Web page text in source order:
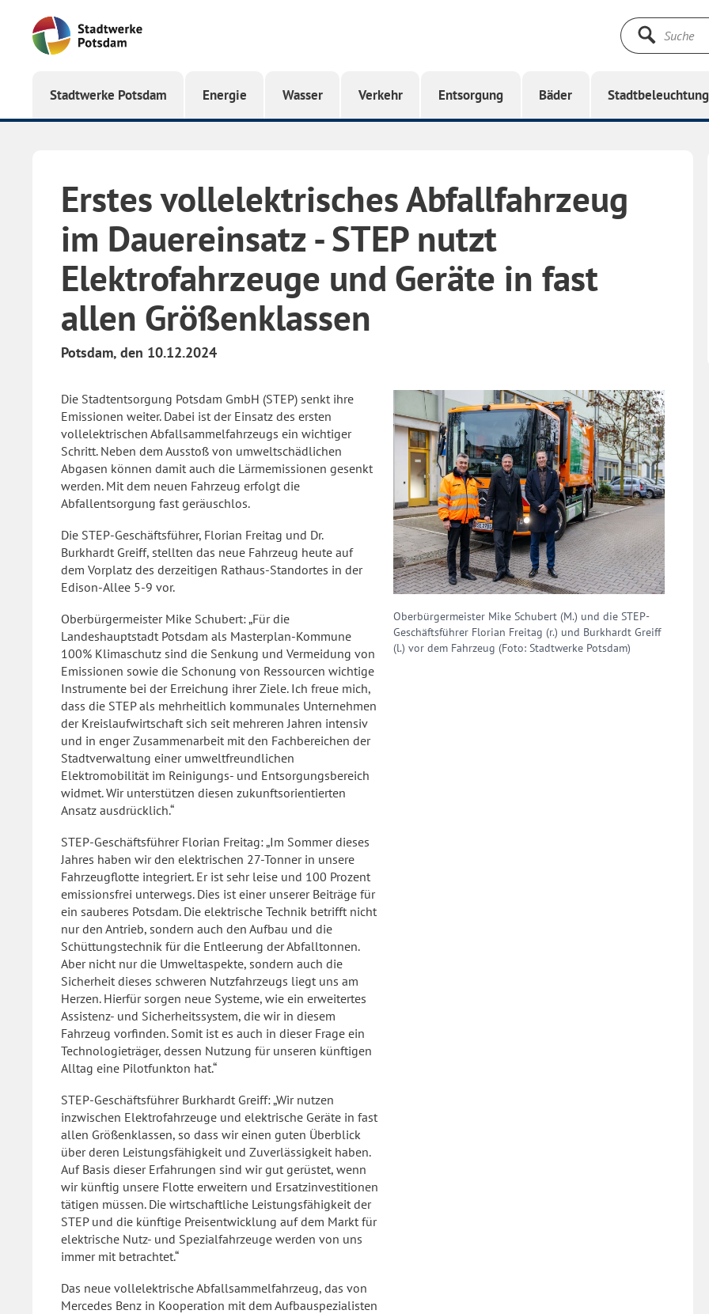
Startseite
Suche
Stadtwerke Potsdam Energie Wasser Verkehr Entsorgung Bäder Stadtbeleuchtung
Erstes vollelektrisches Abfallfahrzeug
im Dauereinsatz - STEP nutzt
Elektrofahrzeuge und Geräte in fast
allen Größenklassen
Potsdam, den 10.12.2024
Oberbürgermeister Mike Schubert (M.) und die STEP-
Geschäftsführer Florian Freitag (r.) und Burkhardt Greiff
(l.) vor dem Fahrzeug (Foto: Stadtwerke Potsdam)
Die Stadtentsorgung Potsdam GmbH (STEP) senkt ihre
Emissionen weiter. Dabei ist der Einsatz des ersten
vollelektrischen Abfallsammelfahrzeugs ein wichtiger
Schritt. Neben dem Ausstoß von umweltschädlichen
Abgasen können damit auch die Lärmemissionen gesenkt
werden. Mit dem neuen Fahrzeug erfolgt die
Abfallentsorgung fast geräuschlos.
Die STEP-Geschäftsführer, Florian Freitag und Dr.
Burkhardt Greiff, stellten das neue Fahrzeug heute auf
dem Vorplatz des derzeitigen Rathaus-Standortes in der
Edison-Allee 5-9 vor.
Oberbürgermeister Mike Schubert: „Für die
Landeshauptstadt Potsdam als Masterplan-Kommune
100% Klimaschutz sind die Senkung und Vermeidung von
Emissionen sowie die Schonung von Ressourcen wichtige
Instrumente bei der Erreichung ihrer Ziele. Ich freue mich,
dass die STEP als mehrheitlich kommunales Unternehmen
der Kreislaufwirtschaft sich seit mehreren Jahren intensiv
und in enger Zusammenarbeit mit den Fachbereichen der
Stadtverwaltung einer umweltfreundlichen
Elektromobilität im Reinigungs- und Entsorgungsbereich
widmet. Wir unterstützen diesen zukunftsorientierten
Ansatz ausdrücklich.“
STEP-Geschäftsführer Florian Freitag: „Im Sommer dieses
Jahres haben wir den elektrischen 27-Tonner in unsere
Fahrzeugflotte integriert. Er ist sehr leise und 100 Prozent
emissionsfrei unterwegs. Dies ist einer unserer Beiträge für
ein sauberes Potsdam. Die elektrische Technik betrifft nicht
nur den Antrieb, sondern auch den Aufbau und die
Schüttungstechnik für die Entleerung der Abfalltonnen.
Aber nicht nur die Umweltaspekte, sondern auch die
Sicherheit dieses schweren Nutzfahrzeugs liegt uns am
Herzen. Hierfür sorgen neue Systeme, wie ein erweitertes
Assistenz- und Sicherheitssystem, die wir in diesem
Fahrzeug vorfinden. Somit ist es auch in dieser Frage ein
Technologieträger, dessen Nutzung für unseren künftigen
Alltag eine Pilotfunkton hat.“
STEP-Geschäftsführer Burkhardt Greiff: „Wir nutzen
inzwischen Elektrofahrzeuge und elektrische Geräte in fast
allen Größenklassen, so dass wir einen guten Überblick
über deren Leistungsfähigkeit und Zuverlässigkeit haben.
Auf Basis dieser Erfahrungen sind wir gut gerüstet, wenn
wir künftig unsere Flotte erweitern und Ersatzinvestitionen
tätigen müssen. Die wirtschaftliche Leistungsfähigkeit der
STEP und die künftige Preisentwicklung auf dem Markt für
elektrische Nutz- und Spezialfahrzeuge werden von uns
immer mit betrachtet.“
Das neue vollelektrische Abfallsammelfahrzeug, das von
Mercedes Benz in Kooperation mit dem Aufbauspezialisten